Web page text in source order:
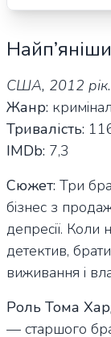
США, 2012 рік.
Жанр:
Тривалість:
IMDb: 7,3
Сюжет: Три
бізнес з
депресії. Коли
детектив,
виживання і
Роль Тома
— старшого